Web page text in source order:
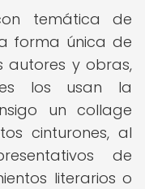
temática de
forma única de
autores y obras,
los usan la
un collage
cinturones, al
de
literarios o